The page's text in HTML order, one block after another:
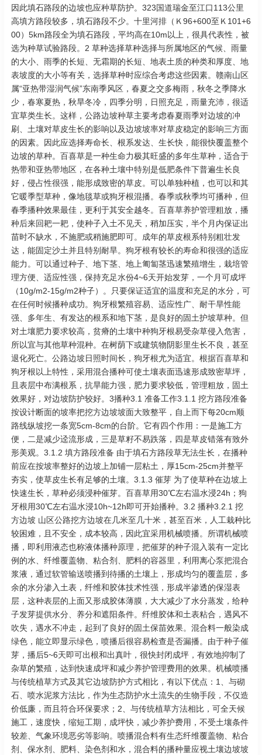
因此填石路段的边坡也应种草防护。323国道瑞金至江口113公里
高填方路段较多，填石路段不少。十里河排（Ｋ96+600至Ｋ101+6
00）5km路段全为填石路段，平均高在10m以上，很具代表性，被
选为种草试验路段。2 草种选择草种选择与所属地区的气候、雨量
的大小、雨季的长短、无霜期的长短、地表土质的种类和厚度、地
表坡度的大小等有关，选择草种时应综合考虑这些因素。赣南山区
属“亚热带湿润气候”东南季风区，春夏之交多梅雨，秋冬之季降水
少，春寒夏热，秋旱冬冷，四季分明，日照充足，雨量充沛，很适
宜草类生长。这样，公路边坡种草主要考虑春夏雨季对边坡的冲
刷、土壤对草皮生长的影响以及边坡坡率对草皮稳定的影响三方面
的因素。因此应选择寿命长、根系发达、生长快，能很快覆盖整个
边坡的草种。百喜草是一种生命力极其旺盛的多年生草种，适合于
热带和亚热带地区，在各种土壤中特别是低肥条件下普遍生长良
好，侵占性很强，能形成致密的草皮。可以单独种植，也可以和其
它暖季型草种，像地毯草或狗牙根混播。春季或秋季均可播种，但
春季播种效果最佳，更利于其安全越冬。百喜草养护管理粗放，播
种后来回耙一耙，使种子入土不见天，稍加压实，半个月内保证出
苗时不缺水，不施肥或稍施肥即可。成年的草皮根系特别粗壮发
达，能固定沙土并且特别耐旱。狗牙根有较长的寿命和很强的适应
能力。可以通过种子、地下茎、地上匍匐茎迅速繁殖增生，栽培管
理方便、适应性强，保持充足水份4~6天开始发芽，一个月可成坪
（10g/m2-15g/m2种子）。只要保证适宜的温度和充足的水分，可
在任何时候播种成功。狗牙根繁殖容易、适应性广、耐干旱性能
强、多年生、有发达的根系和地下茎，是良好的固土护坡草种。但
对土壤肥力要求较高，贫瘠的土壤中种狗牙根易受杂草侵入危害，
所以宜与其他草种混种。在树荫下或建筑物阴影里生长不良，甚至
退化死亡。公路边坡日照时间长，狗牙根尤为适宜。根据百喜草和
狗牙根以上特性，采用混合播种可使土壤表面迅速形成致密草坪，
且表层中布满根系，抗旱能力强，肥力要求较低，管理粗放，固土
效果好，对边坡防护较好。3播种3.1 准备工作3.1.1 挖方路段准备
按设计断面的坡率把挖方边坡坡面大致整平，自上而下每20cm顺
路线纵坡挖一条宽5cm-8cm的台阶。它有四个作用：一是施工方
便，二是减少迳流形成，三是草籽不易跌落，四是草皮错落有致外
形美观。3.1.2 填方路段准备 由于填石方路段草无法生长，在播种
前应在按坡率整好的边坡上加铺一层粘土，厚15cm-25cm并整平
夯实，使草皮生长有足够的土壤。3.1.3 催芽 为了使草种在边坡上
快速生长，草种必须浸种催芽。百喜草用30℃左右温水浸24h；狗
牙根用30℃左右温水浸10h~12h即可开始播种。3.2 播种3.2.1 挖
方边坡 山区公路挖方边坡在几米至几十米，甚至百米，人工栽种比
较困难，且不安全，成本较高，因此宜采用机械喷播。所谓机械喷
播，即利用液态也称液体播种原理，把催芽的种子混入装有一定比
例的水、纤维覆盖物、粘合剂、肥料的容器里，利用离心泵把混合
浆液，通过软管输送喷播到待播的土壤上，形成均匀的覆盖层，多
余的水分渗入土表，纤维和胶体技术性强，形成半渗透的保湿表
层，这种表层的上面又形成胶体薄膜，大大减少了水分蒸发，给种
子发芽提供水分、养分和遮阳条件。纤维胶体和土表粘合，遇风不
吹失，遇水不冲走，起到了良好的固土保苗效果。混合料一般染成
绿色，能立即显示绿色，喷播后很容易检查是否漏播。由于种子催
芽，播后5~6天即可出根和出真叶，很快封闭成坪，有效地抑制了
杂草的繁殖，达到快速成坪和减少养护管理费用的效果。机械喷播
与传统植草方式及其它边坡防护方式相比，有以下优点：1、与砌
石、喷水泥浆方法比，作为生态防护水土流失的生物手段，不仅造
价低廉，而且符合环保要求；2、与传统植草方法相比，可全天候
施工，速度快，缩短工期，成坪快，减少养护费用，不受土壤条件
较差、气象环境恶劣等影响。喷播混合料有生态纤维覆盖物、粘合
剂、保水剂、肥料、染色剂和水，混合料的播种量应视土壤边坡坡